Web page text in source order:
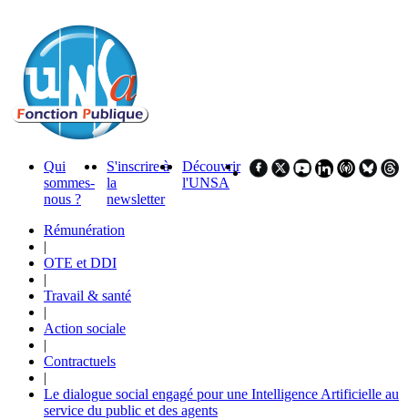
Qui
sommes-
nous ?
S'inscrire à
la
newsletter
Découvrir
l'UNSA
Rémunération
|
OTE et DDI
|
Travail & santé
|
Action sociale
|
Contractuels
|
Le dialogue social engagé pour une Intelligence Artificielle au
service du public et des agents